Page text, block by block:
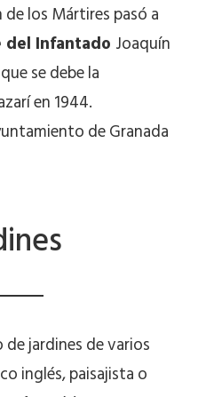
de los Mártires pasó a
del Infantado Joaquín
se debe la
en 1944.
de Granada
jardines de varios
inglés, paisajista o